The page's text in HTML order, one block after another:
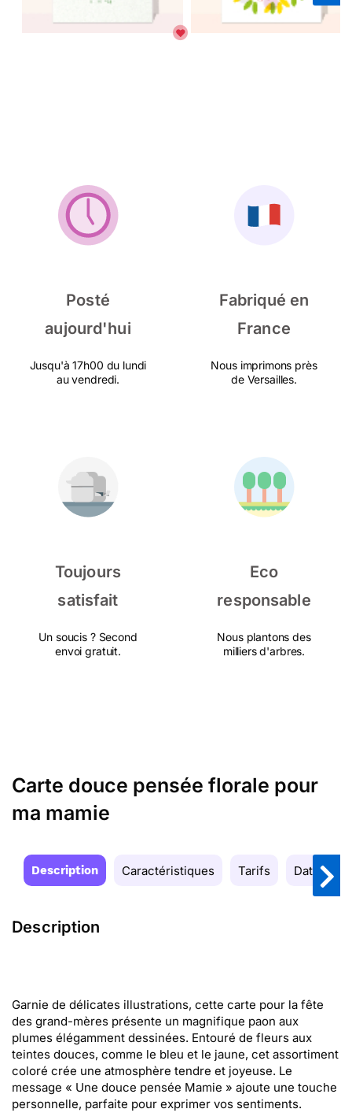
Posté
aujourd'hui
Jusqu'à 17h00 du lundi
au vendredi.
Fabriqué en
France
Nous imprimons près
de Versailles.
Toujours
satisfait
Un soucis ? Second
envoi gratuit.
Eco
responsable
Nous plantons des
milliers d'arbres.
Carte douce pensée florale pour
ma mamie
Description Caractéristiques Tarifs Date de
Description
Garnie de délicates illustrations, cette carte pour la fête
des grand-mères présente un magnifique paon aux
plumes élégamment dessinées. Entouré de fleurs aux
teintes douces, comme le bleu et le jaune, cet assortiment
coloré crée une atmosphère tendre et joyeuse. Le
message « Une douce pensée Mamie » ajoute une touche
personnelle, parfaite pour exprimer vos sentiments.